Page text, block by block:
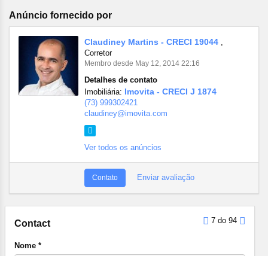
Anúncio fornecido por
Claudiney Martins - CRECI 19044
Corretor
Membro desde May 12, 2014 22:16
Detalhes de contato
Imobiliária: Imovita - CRECI J 1874
(73) 999302421
claudiney@imovita.com
Ver todos os anúncios
Contato Enviar avaliação
7 do 94
Contact
Nome *